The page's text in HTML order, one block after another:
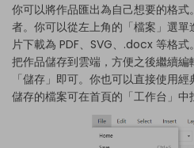
你可以將作品匯出為自己想要的格
者。你可以從左上角的「檔案」選
片下載為 PDF、SVG、.docx 等格
把作品儲存到雲端，方便之後繼續
「儲存」即可。你也可以直接使用
儲存的檔案可在首頁的「工作台」中